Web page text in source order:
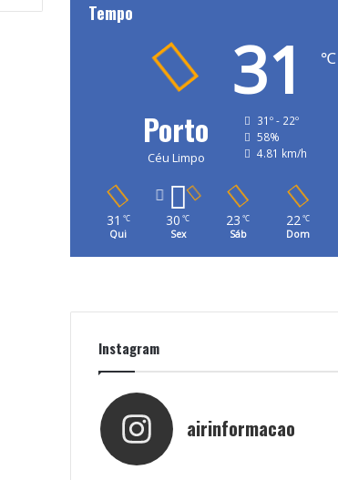
Tempo
Porto
Céu Limpo
31 ℃
31º - 22º
58%
4.81 km/h
31 ℃
Qui
30 ℃
Sex
23 ℃
Sáb
22℃
Dom
Instagram
airinformacao